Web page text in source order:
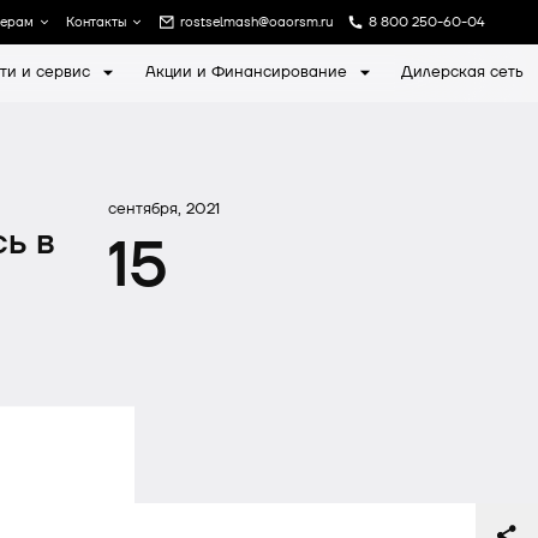
Контакты rostselmash@oaorsm.ru 8 800 250-60-04
и сервис Акции и Финансирование Дилерская сеть
в
сентября, 2021
15